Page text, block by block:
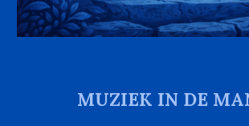
MUZIEK IN DE